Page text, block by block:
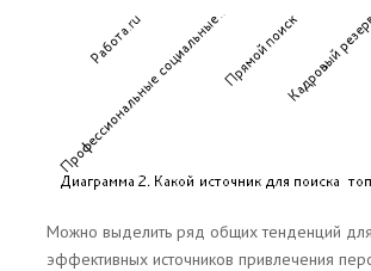
Можно выделить ряд общих тенденций
эффективных источников привлечения